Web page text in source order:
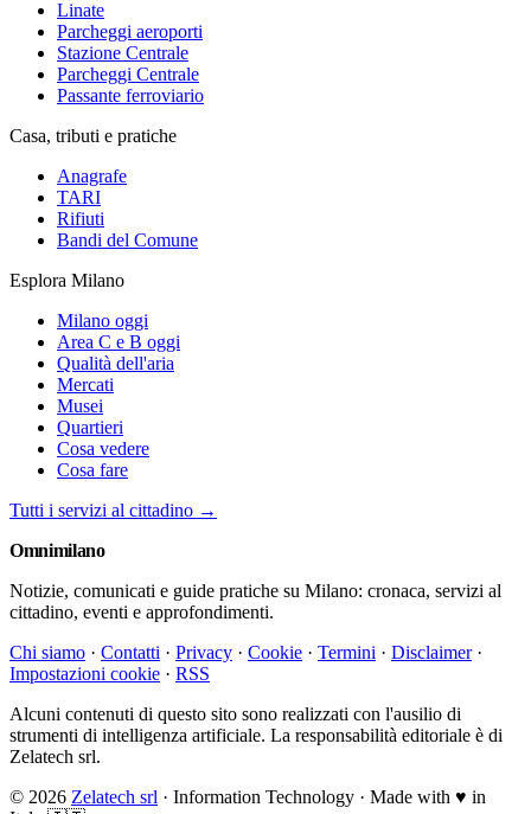
Linate
Parcheggi aeroporti
Stazione Centrale
Parcheggi Centrale
Passante ferroviario
Casa, tributi e pratiche
Anagrafe
TARI
Rifiuti
Bandi del Comune
Esplora Milano
Milano oggi
Area C e B oggi
Qualità dell'aria
Mercati
Musei
Quartieri
Cosa vedere
Cosa fare
Tutti i servizi al cittadino →
Omnimilano
Notizie, comunicati e guide pratiche su Milano: cronaca, servizi al
cittadino, eventi e approfondimenti.
Chi siamo · Contatti · Privacy · Cookie · Termini · Disclaimer ·
Impostazioni cookie · RSS
Alcuni contenuti di questo sito sono realizzati con l'ausilio di
strumenti di intelligenza artificiale. La responsabilità editoriale è di
Zelatech srl.
© 2026 Zelatech srl · Information Technology · Made with ♥ in